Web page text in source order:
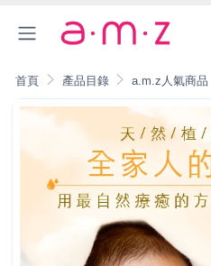
首頁 產品目錄 a.m.z人氣商品